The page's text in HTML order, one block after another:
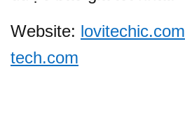
Website: lovitechic.com
tech.com